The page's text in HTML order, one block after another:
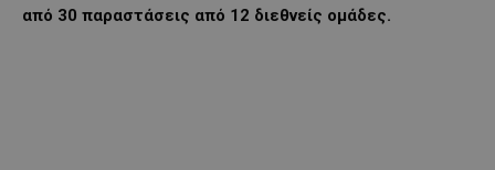
από 30 παραστάσεις από 12 διεθνείς ομάδες.